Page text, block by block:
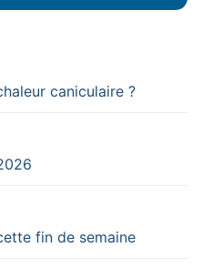
caniculaire ?
fin de semaine